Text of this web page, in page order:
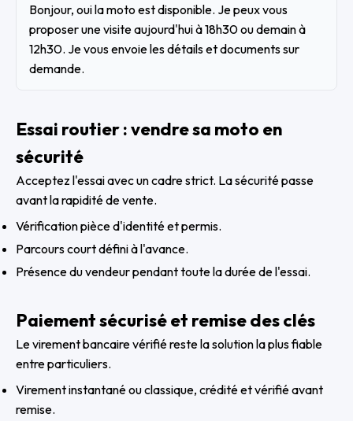
Bonjour, oui la moto est disponible. Je peux vous
proposer une visite aujourd'hui à 18h30 ou demain à
12h30. Je vous envoie les détails et documents sur
demande.
Essai routier : vendre sa moto en
sécurité
Acceptez l'essai avec un cadre strict. La sécurité passe
avant la rapidité de vente.
Vérification pièce d'identité et permis.
Parcours court défini à l'avance.
Présence du vendeur pendant toute la durée de l'essai.
Paiement sécurisé et remise des clés
Le virement bancaire vérifié reste la solution la plus fiable
entre particuliers.
Virement instantané ou classique, crédité et vérifié avant
remise.